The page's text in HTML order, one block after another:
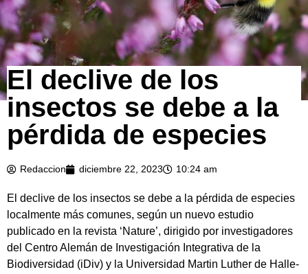
El declive de los
insectos se debe a la
pérdida de especies
Redaccion diciembre 22, 2023 10:24 am
El declive de los insectos se debe a la pérdida de especies
localmente más comunes, según un nuevo estudio
publicado en la revista ‘Nature’, dirigido por investigadores
del Centro Alemán de Investigación Integrativa de la
Biodiversidad (iDiv) y la Universidad Martin Luther de Halle-